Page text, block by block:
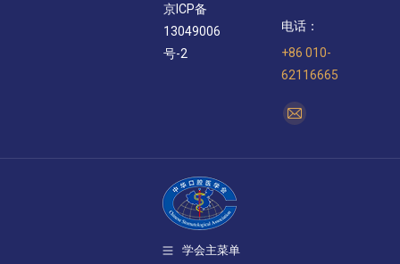
京ICP备
13049006
号-2
电话：
+86 010-
62116665
找到我们：
Mail
学会主菜单